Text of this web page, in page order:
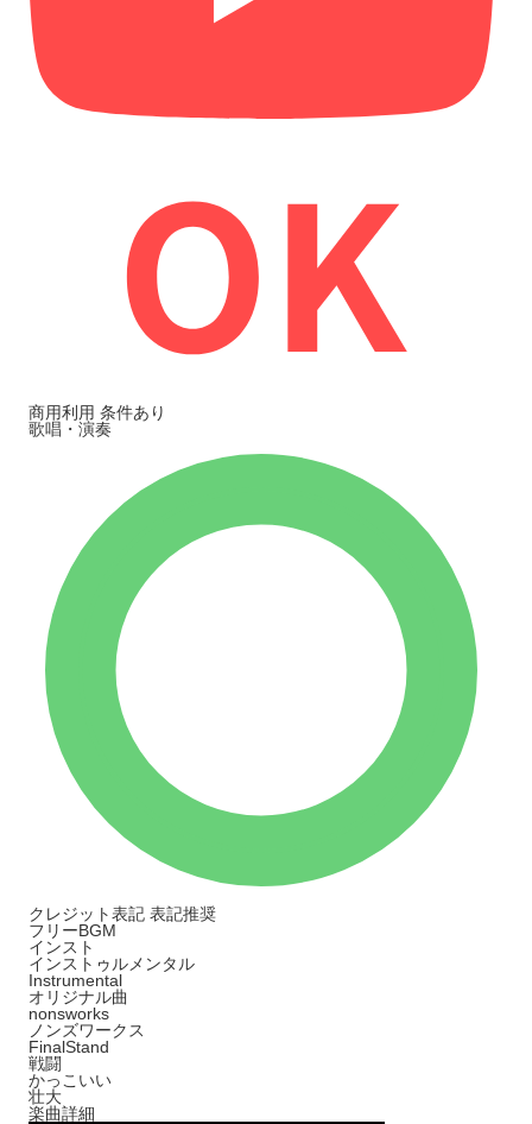
商用利用 条件あり
歌唱・演奏
クレジット表記 表記推奨
フリーBGM
インスト
インストゥルメンタル
Instrumental
オリジナル曲
nonsworks
ノンズワークス
FinalStand
戦闘
かっこいい
壮大
楽曲詳細